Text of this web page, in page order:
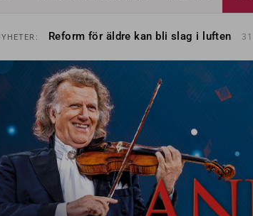
Reform för äldre kan bli slag i luften
Dom öppnar för rätt till garantipension
Snart kan telefonförsäljning förbjudas i
Hyror rusar ifrån äldres bostadstillägg
Liten höjning av garantipensionen 27
Sven Hagströmer sommarpratar
Reform för äldre kan bli slag i luften